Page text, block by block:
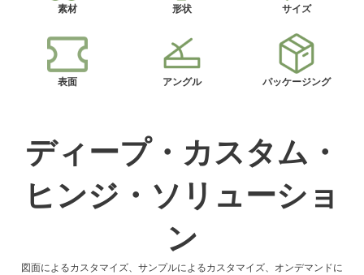
素材 形状 サイズ
表面 アングル パッケージング
ディープ・カスタム・
ヒンジ・ソリューショ
ン
図面によるカスタマイズ、サンプルによるカスタマイズ、オンデマンドに